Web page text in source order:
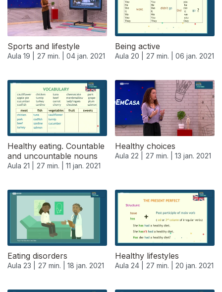
Sports and lifestyle
Aula 19 | 27 min. | 04 jan. 2021
Being active
Aula 20 | 27 min. | 06 jan. 2021
Healthy eating. Countable
and uncountable nouns
Aula 21 | 27 min. | 11 jan. 2021
Healthy choices
Aula 22 | 27 min. | 13 jan. 2021
Eating disorders
Aula 23 | 27 min. | 18 jan. 2021
Healthy lifestyles
Aula 24 | 27 min. | 20 jan. 2021
518756